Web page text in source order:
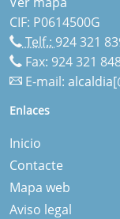
CIF: P0614500G
Telf.: 924 321
Fax: 924 321
E-mail:
Enlaces
Inicio
Contacte
Mapa web
Aviso legal